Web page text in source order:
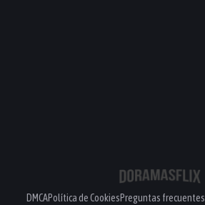
DMCAPolítica de CookiesPreguntas frecuentes